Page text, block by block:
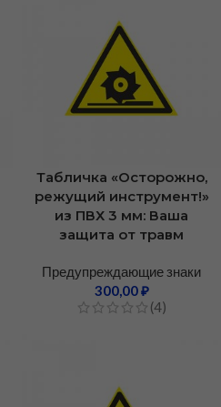
Табличка «Осторожно,
режущий инструмент!»
из ПВХ 3 мм: Ваша
защита от травм
Предупреждающие знаки
300,00₽
(4)